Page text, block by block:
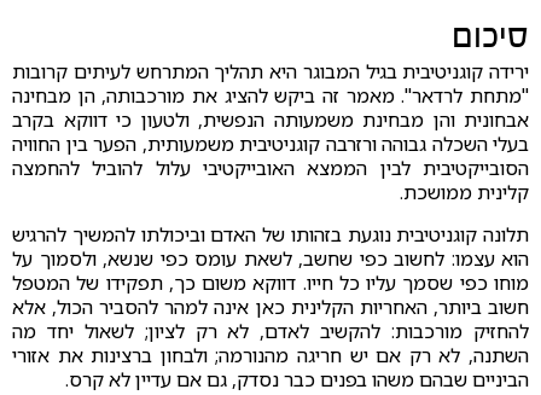
סיכום
ירידה קוגניטיבית בגיל המבוגר היא תהליך המתרחש לעיתים קרובות
"מתחת לרדאר". מאמר זה ביקש להציג את מורכבותה, הן מבחינה
אבחונית והן מבחינת משמעותה הנפשית, ולטעון כי דווקא בקרב
בעלי השכלה גבוהה ורזרבה קוגניטיבית משמעותית, הפער בין החוויה
הסובייקטיבית לבין הממצא האובייקטיבי עלול להוביל להחמצה
קלינית ממושכת.
תלונה קוגניטיבית נוגעת בזהותו של האדם וביכולתו להמשיך להרגיש
הוא עצמו: לחשוב כפי שחשב, לשאת עומס כפי שנשא, ולסמוך על
מוחו כפי שסמך עליו כל חייו. דווקא משום כך, תפקידו של המטפל
חשוב ביותר, האחריות הקלינית כאן אינה למהר להסביר הכול, אלא
להחזיק מורכבות: להקשיב לאדם, לא רק לציון; לשאול יחד מה
השתנה, לא רק אם יש חריגה מהנורמה; ולבחון ברצינות את אזורי
הביניים שבהם משהו בפנים כבר נסדק, גם אם עדיין לא קרס.